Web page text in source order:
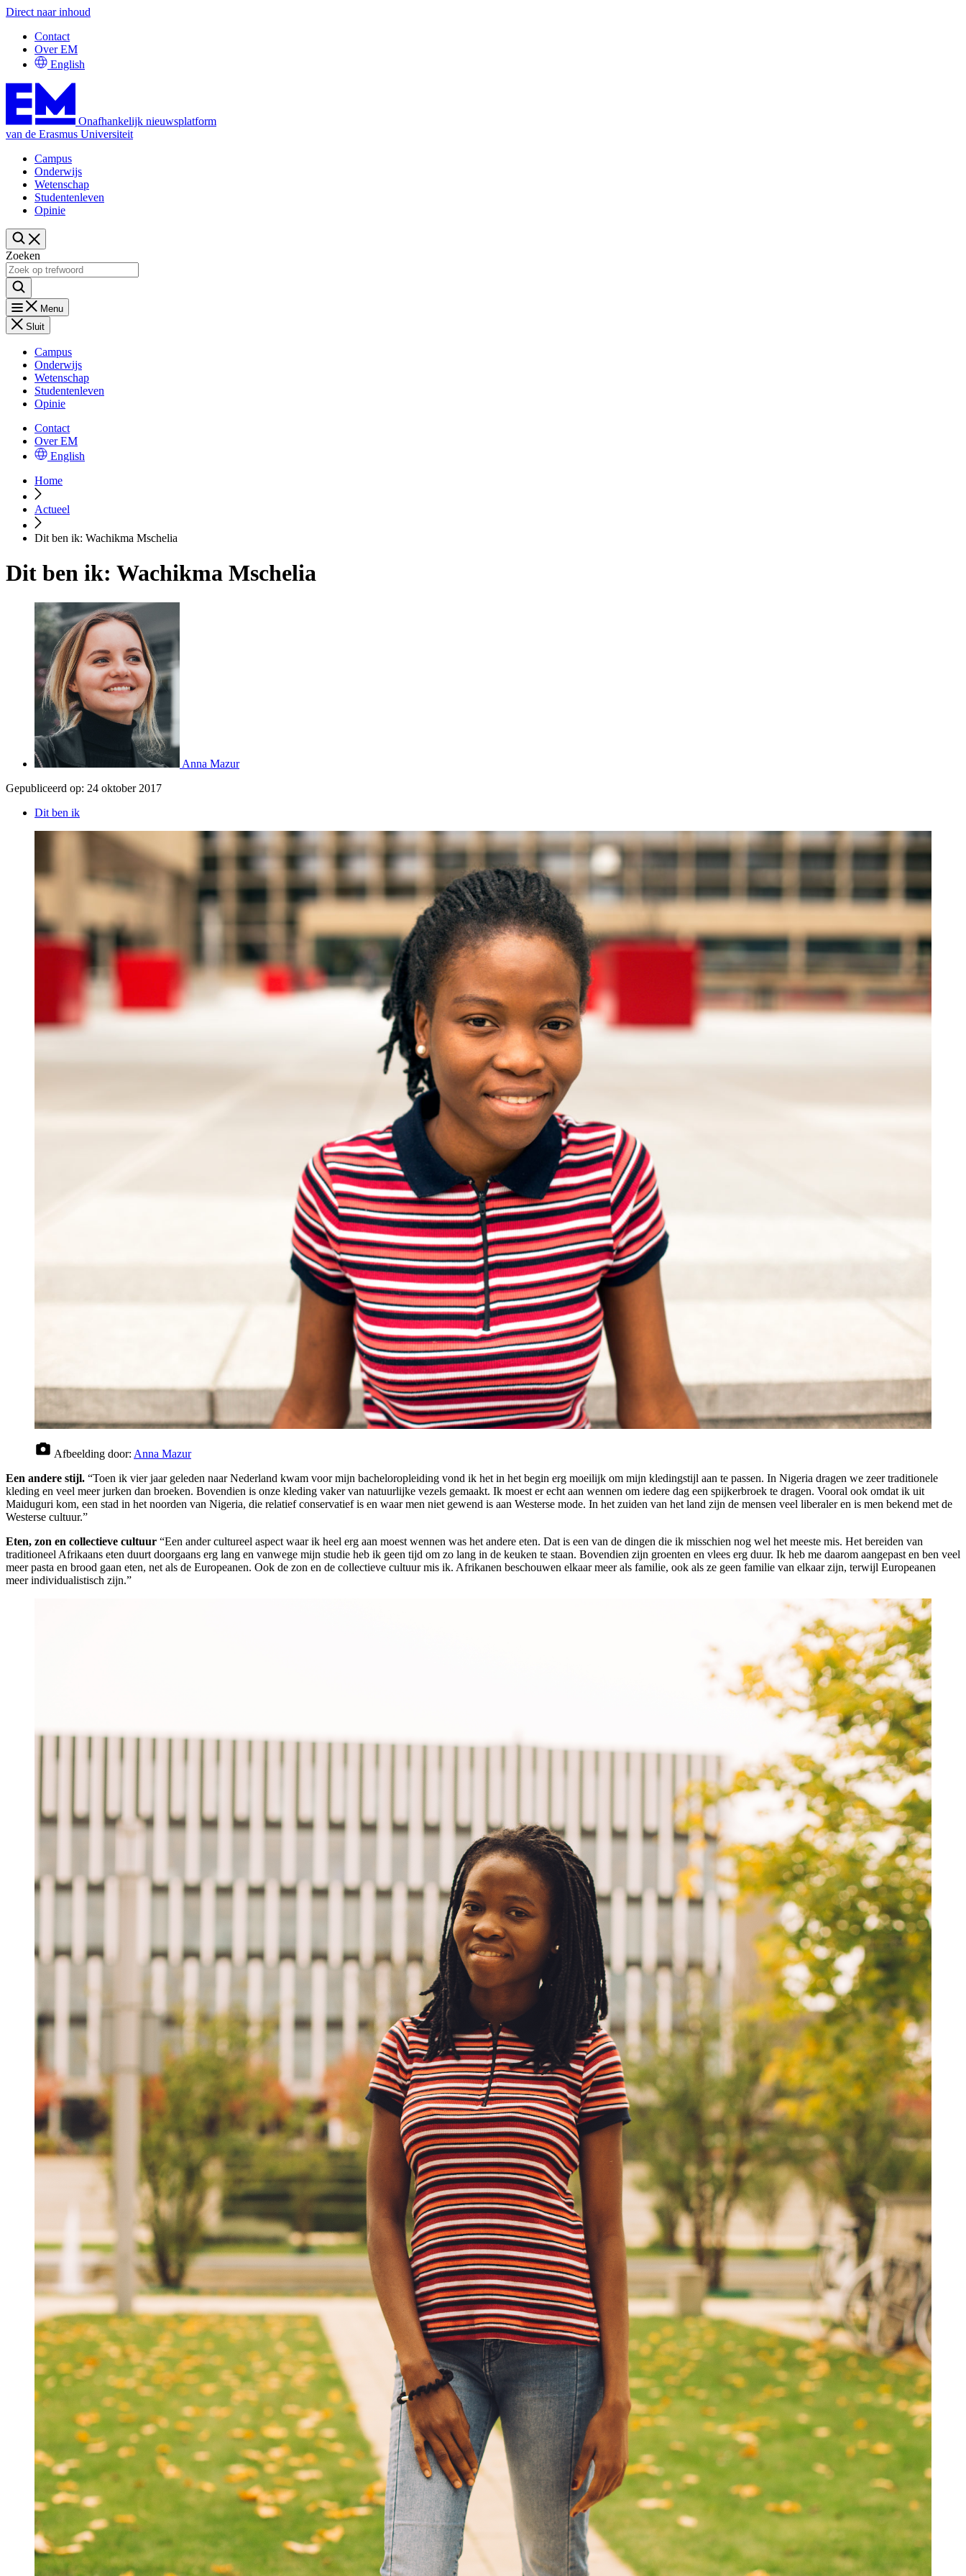
Direct naar inhoud
Contact
Over EM
English
Onafhankelijk nieuwsplatform
van de Erasmus Universiteit
Campus
Onderwijs
Wetenschap
Studentenleven
Opinie
Zoeken
Menu
Sluit
Campus
Onderwijs
Wetenschap
Studentenleven
Opinie
Contact
Over EM
English
Home
Actueel
Dit ben ik: Wachikma Mschelia
Dit ben ik: Wachikma Mschelia
Anna Mazur
Gepubliceerd op: 24 oktober 2017
Dit ben ik
Afbeelding door: Anna Mazur
Een andere stijl. “Toen ik vier jaar geleden naar Nederland kwam voor mijn bacheloropleiding vond ik het in het begin erg moeilijk om mijn kledingstijl aan te passen. In Nigeria dragen we zeer traditionele
kleding en veel meer jurken dan broeken. Bovendien is onze kleding vaker van natuurlijke vezels gemaakt. Ik moest er echt aan wennen om iedere dag een spijkerbroek te dragen. Vooral ook omdat ik uit
Maiduguri kom, een stad in het noorden van Nigeria, die relatief conservatief is en waar men niet gewend is aan Westerse mode. In het zuiden van het land zijn de mensen veel liberaler en is men bekend met de
Westerse cultuur.”
Eten, zon en collectieve cultuur “Een ander cultureel aspect waar ik heel erg aan moest wennen was het andere eten. Dat is een van de dingen die ik misschien nog wel het meeste mis. Het bereiden van
traditioneel Afrikaans eten duurt doorgaans erg lang en vanwege mijn studie heb ik geen tijd om zo lang in de keuken te staan. Bovendien zijn groenten en vlees erg duur. Ik heb me daarom aangepast en ben veel
meer pasta en brood gaan eten, net als de Europeanen. Ook de zon en de collectieve cultuur mis ik. Afrikanen beschouwen elkaar meer als familie, ook als ze geen familie van elkaar zijn, terwijl Europeanen
meer individualistisch zijn.”